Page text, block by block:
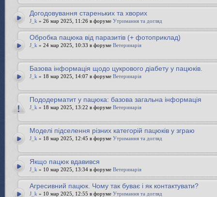
Догодовування стареньких та хворих
J_k » 26 мар 2025, 11:26 в форуме Утримання та догляд
Обробка пацюка від паразитів (+ фотоприклад)
J_k » 24 мар 2025, 10:33 в форуме Ветеринарія
Базова інформація щодо цукрового діабету у пацюків.
J_k » 18 мар 2025, 14:07 в форуме Ветеринарія
Пододерматит у пацюка: базова загальна інформація
J_k » 18 мар 2025, 13:22 в форуме Ветеринарія
Моделі підселення різних категорій пацюків у зграю
J_k » 18 мар 2025, 12:45 в форуме Утримання та догляд
Якщо пацюк вдавився
J_k » 10 мар 2025, 13:34 в форуме Ветеринарія
Агресивний пацюк. Чому так буває і як контактувати?
J_k » 10 мар 2025, 12:55 в форуме Утримання та догляд